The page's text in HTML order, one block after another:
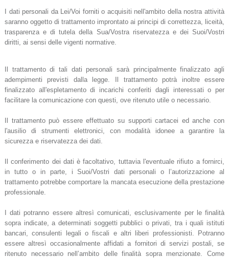
I dati personali da Lei/Voi forniti o acquisiti nell'ambito della nostra attività
saranno oggetto di trattamento improntato ai principi di correttezza, liceità,
trasparenza e di tutela della Sua/Vostra riservatezza e dei Suoi/Vostri
diritti, ai sensi delle vigenti normative.
Il trattamento di tali dati personali sarà principalmente finalizzato agli
adempimenti previsti dalla legge. Il trattamento potrà inoltre essere
finalizzato all'espletamento di incarichi conferiti dagli interessati o per
facilitare la comunicazione con questi, ove ritenuto utile o necessario.
Il trattamento può essere effettuato su supporti cartacei ed anche con
l'ausilio di strumenti elettronici, con modalità idonee a garantire la
sicurezza e riservatezza dei dati.
Il conferimento dei dati è facoltativo, tuttavia l'eventuale rifiuto a fornirci,
in tutto o in parte, i Suoi/Vostri dati personali o l’autorizzazione al
trattamento potrebbe comportare la mancata esecuzione della prestazione
professionale.
I dati potranno essere altresì comunicati, esclusivamente per le finalità
sopra indicate, a determinati soggetti pubblici o privati, tra i quali istituti
bancari, consulenti legali o fiscali e altri liberi professionisti. Potranno
essere altresì occasionalmente affidati a fornitori di servizi postali, se
ritenuto necessario nell’ambito delle finalità sopra menzionate. Come